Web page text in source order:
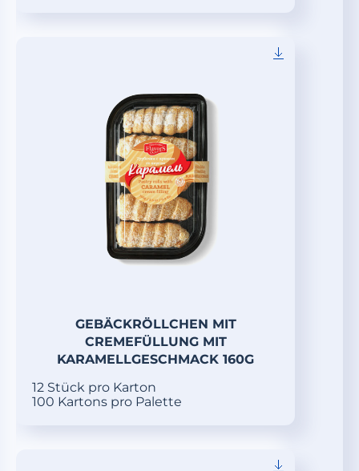
GEBÄCKRÖLLCHEN MIT
CREMEFÜLLUNG MIT
KARAMELLGESCHMACK 160G
12 Stück pro Karton
100 Kartons pro Palette